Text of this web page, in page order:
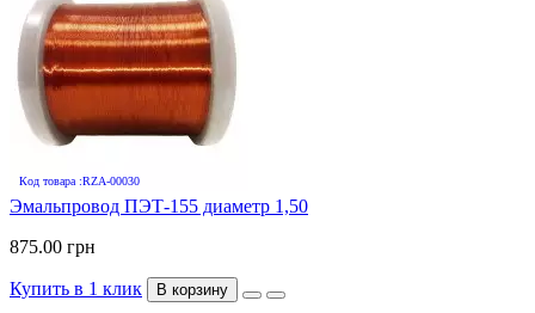
Код товара :RZA-00030
Эмальпровод ПЭТ-155 диаметр 1,50
875.00 грн
Купить в 1 клик В корзину